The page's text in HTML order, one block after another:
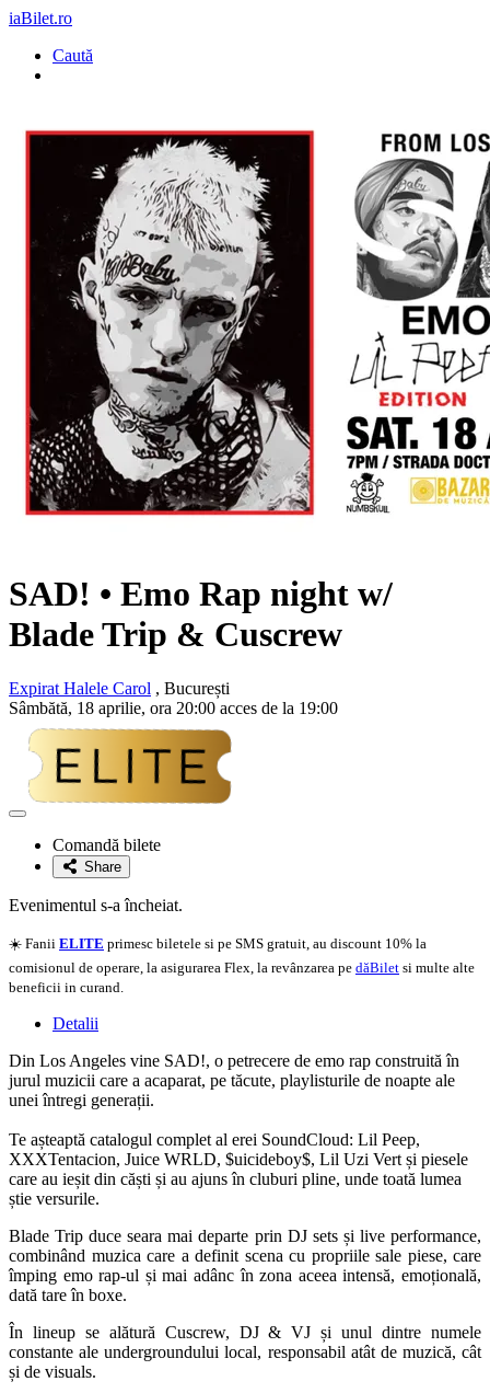
iaBilet.ro
Caută
SAD! • Emo Rap night w/
Blade Trip & Cuscrew
Expirat Halele Carol , București
Sâmbătă, 18 aprilie, ora 20:00 acces de la 19:00
Adaugă
favoriteComandă bilete
Share
Evenimentul s-a încheiat.
☀️ Fanii ELITE primesc biletele si pe SMS gratuit, au discount 10% la
comisionul de operare, la asigurarea Flex, la revânzarea pe dăBilet si multe alte
beneficii in curand.
Detalii
Din Los Angeles vine SAD!, o petrecere de emo rap construită în
jurul muzicii care a acaparat, pe tăcute, playlisturile de noapte ale
unei întregi generații.
Te așteaptă catalogul complet al erei SoundCloud: Lil Peep,
XXXTentacion, Juice WRLD, $uicideboy$, Lil Uzi Vert și piesele
care au ieșit din căști și au ajuns în cluburi pline, unde toată lumea
știe versurile.
Blade Trip duce seara mai departe prin DJ sets și live performance,
combinând muzica care a definit scena cu propriile sale piese, care
împing emo rap-ul și mai adânc în zona aceea intensă, emoțională,
dată tare în boxe.
În lineup se alătură Cuscrew, DJ & VJ și unul dintre numele
constante ale undergroundului local, responsabil atât de muzică, cât
și de visuals.